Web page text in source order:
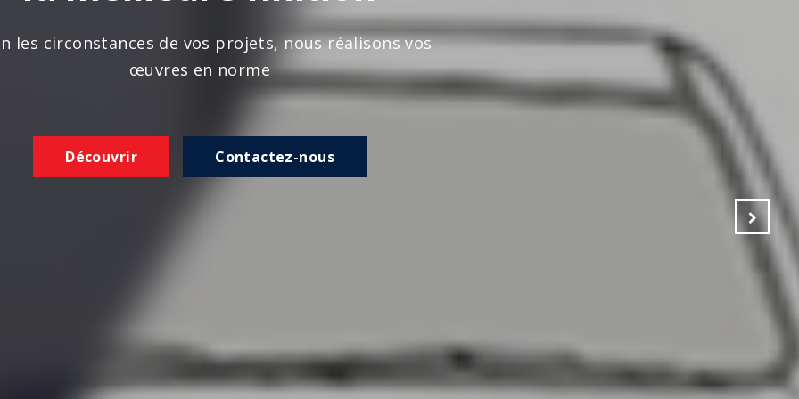
les circonstances de vos projets, nous réalisons vos
œuvres en norme
Découvrir Contactez-nous